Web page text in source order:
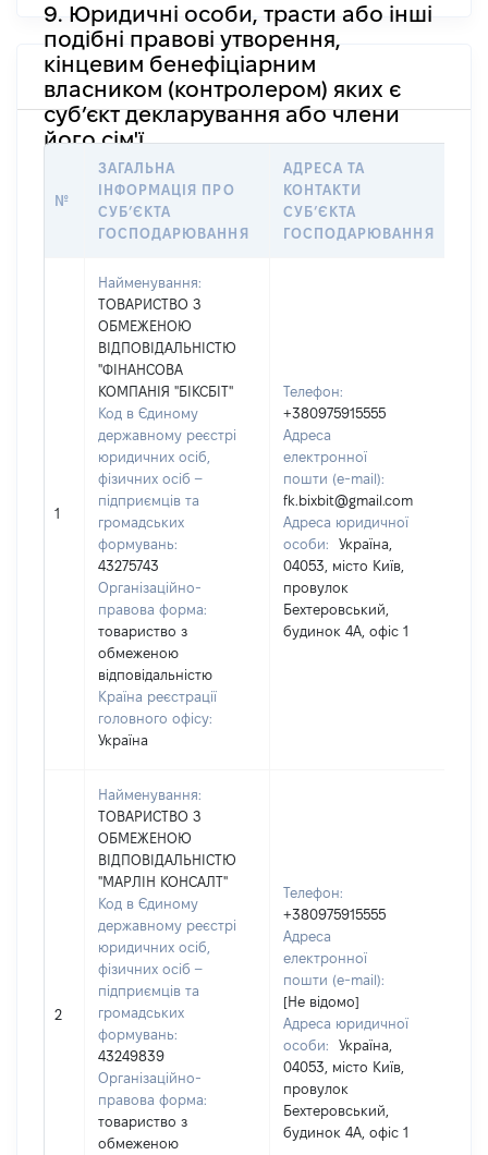
9. Юридичні особи, трасти або інші
подібні правові утворення,
кінцевим бенефіціарним
власником (контролером) яких є
суб’єкт декларування або члени
його сім'ї
№
ЗАГАЛЬНА
ІНФОРМАЦІЯ ПРО
СУБʼЄКТА
ГОСПОДАРЮВАННЯ
АДРЕСА ТА
КОНТАКТИ
СУБʼЄКТА
ГОСПОДАРЮВАННЯ
1
Найменування:
ТОВАРИСТВО З
ОБМЕЖЕНОЮ
ВІДПОВІДАЛЬНІСТЮ
"ФІНАНСОВА
КОМПАНІЯ "БІКСБІТ"
Код в Єдиному
державному реєстрі
юридичних осіб,
фізичних осіб –
підприємців та
громадських
формувань:
43275743
Організаційно-
правова форма:
товариство з
обмеженою
відповідальністю
Країна реєстрації
головного офісу:
Україна
Телефон:
+380975915555
Адреса
електронної
пошти (e-mail):
fk.bixbit@gmail.com
Адреса юридичної
особи:
Україна,
04053, місто Київ,
провулок
Бехтеровський,
будинок 4А, офіс 1
2
Найменування:
ТОВАРИСТВО З
ОБМЕЖЕНОЮ
ВІДПОВІДАЛЬНІСТЮ
"МАРЛІН КОНСАЛТ"
Код в Єдиному
державному реєстрі
юридичних осіб,
фізичних осіб –
підприємців та
громадських
формувань:
43249839
Організаційно-
правова форма:
товариство з
обмеженою
Телефон:
+380975915555
Адреса
електронної
пошти (e-mail):
[Не відомо]
Адреса юридичної
особи:
Україна,
04053, місто Київ,
провулок
Бехтеровський,
будинок 4А, офіс 1